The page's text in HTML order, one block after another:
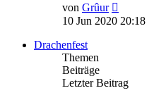
von Grûur
Beitrag
10 Jun 2020 20:18
Drachenfest
Themen
Beiträge
Letzter Beitrag